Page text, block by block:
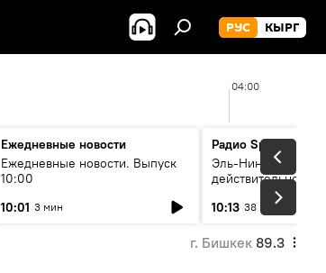
РУС КЫРГ
04:00
Ежедневные новости
Ежедневные новости. Выпуск
10:00
10:01 3 мин
Радио Sputnik
Эль-Ниньо, жара и
действительно
погоду в
10:13 38 мин
г. Бишкек 89.3